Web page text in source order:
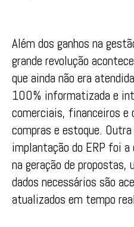
Além dos ganhos na
grande revolução
que ainda não era
100% informatizada e
comerciais, financeiros e
compras e estoque.
implantação do ERP foi
na geração de propostas,
dados necessários são
atualizados em tempo